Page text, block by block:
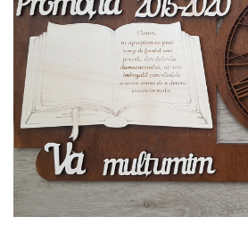
Ceasuri
Ceasuri cu rama foto
Ceasuri meserii
Ceasuri logo
Ceasuri de perete animalute
Ceasuri decorative
Ceasuri evenimente
Ceasuri gravate
Ceasuri hobby
Ceasuri mașini